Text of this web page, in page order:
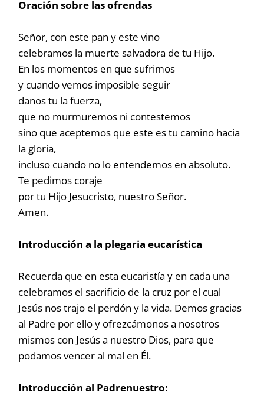
Oración sobre las ofrendas
Señor, con este pan y este vino
celebramos la muerte salvadora de tu Hijo.
En los momentos en que sufrimos
y cuando vemos imposible seguir
danos tu la fuerza,
que no murmuremos ni contestemos
sino que aceptemos que este es tu camino hacia
la gloria,
incluso cuando no lo entendemos en absoluto.
Te pedimos coraje
por tu Hijo Jesucristo, nuestro Señor.
Amen.
Introducción a la plegaria eucarística
Recuerda que en esta eucaristía y en cada una
celebramos el sacrificio de la cruz por el cual
Jesús nos trajo el perdón y la vida. Demos gracias
al Padre por ello y ofrezcámonos a nosotros
mismos con Jesús a nuestro Dios, para que
podamos vencer al mal en Él.
Introducción al Padrenuestro: